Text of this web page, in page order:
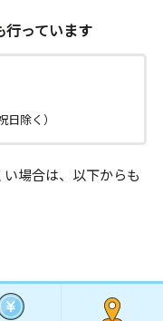
行っています
除く）
場合は、以下からも